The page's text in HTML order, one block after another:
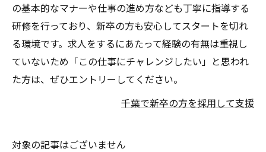
の基本的なマナーや仕事の進め方なども丁寧に指導する
研修を行っており、新卒の方も安心してスタートを切れ
る環境です。求人をするにあたって経験の有無は重視し
ていないため「この仕事にチャレンジしたい」と思われ
た方は、ぜひエントリーしてください。
千葉で新卒の方を採用して支援
対象の記事はございません